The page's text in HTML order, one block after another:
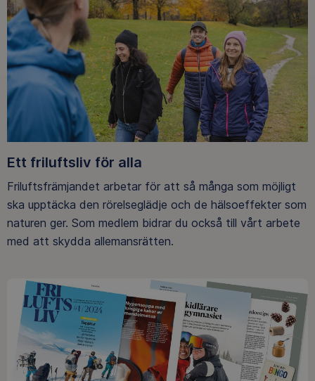
Ett friluftsliv för alla
Friluftsfrämjandet arbetar för att så många som möjligt
ska upptäcka den rörelseglädje och de hälsoeffekter som
naturen ger. Som medlem bidrar du också till vårt arbete
med att skydda allemansrätten.